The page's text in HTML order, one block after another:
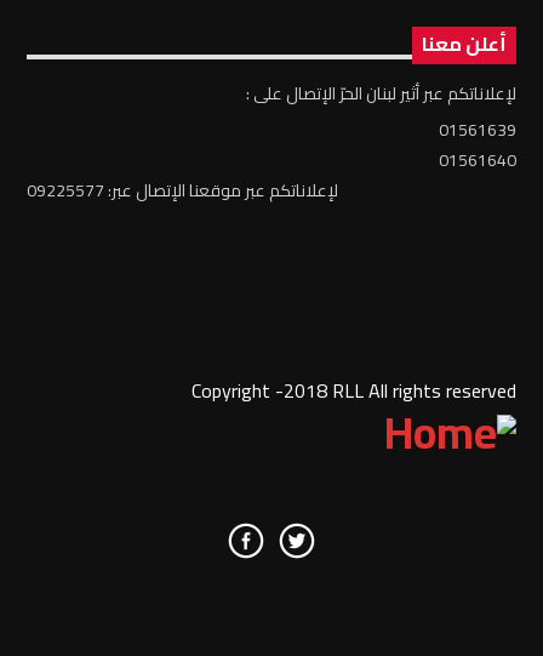
أعلن معنا
لإعلاناتكم عبر أثير لبنان الحرّ الإتصال على :
01561639
01561640
لإعلاناتكم عبر موقعنا الإتصال عبر: 09225577
Copyright -2018 RLL All rights reserved